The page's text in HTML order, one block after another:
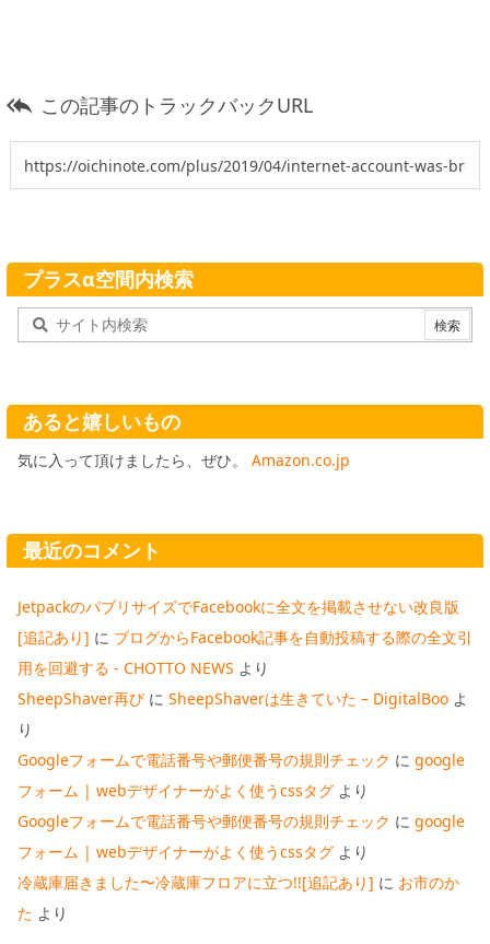
 この記事のトラックバックURL
プラスα空間内検索
あると嬉しいもの
気に入って頂けましたら、ぜひ。 Amazon.co.jp
最近のコメント
JetpackのパブリサイズでFacebookに全文を掲載させない改良版
[追記あり] に ブログからFacebook記事を自動投稿する際の全文引
用を回避する - CHOTTO NEWS より
SheepShaver再び に SheepShaverは生きていた – DigitalBoo よ
り
Googleフォームで電話番号や郵便番号の規則チェック に google
フォーム | webデザイナーがよく使うcssタグ より
Googleフォームで電話番号や郵便番号の規則チェック に google
フォーム | webデザイナーがよく使うcssタグ より
冷蔵庫届きました〜冷蔵庫フロアに立つ!![追記あり] に お市のか
た より